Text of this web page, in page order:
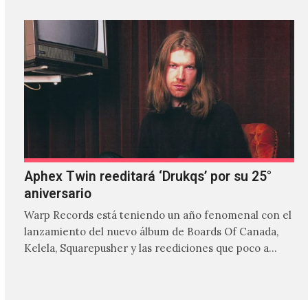
Aphex Twin reeditará ‘Drukqs’ por su 25°
aniversario
Warp Records está teniendo un año fenomenal con el
lanzamiento del nuevo álbum de Boards Of Canada,
Kelela, Squarepusher y las reediciones que poco a…